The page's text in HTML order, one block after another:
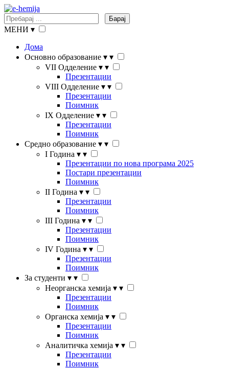
Барај
МЕНИ ▾
Дома
Основно образование ▾ ▾
VII Одделение ▾ ▾
Презентации
VIII Одделение ▾ ▾
Презентации
Поимник
IX Одделение ▾ ▾
Презентации
Поимник
Средно образование ▾ ▾
I Година ▾ ▾
Презентации по нова програма 2025
Постари презентации
Поимник
II Година ▾ ▾
Презентации
Поимник
III Година ▾ ▾
Презентации
Поимник
IV Година ▾ ▾
Презентации
Поимник
За студенти ▾ ▾
Неорганска хемија ▾ ▾
Презентации
Поимник
Органска хемија ▾ ▾
Презентации
Поимник
Аналитичка хемија ▾ ▾
Презентации
Поимник